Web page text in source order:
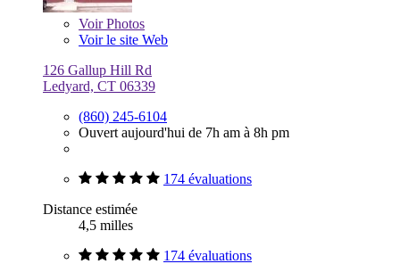
VoirPhotos
Voir le site Web
126 Gallup Hill Rd
Ledyard, CT 06339
(860) 245-6104
Ouvert aujourd'hui de 7h am à 8h pm
174 évaluations
Distance estimée
4,5 milles
174 évaluations